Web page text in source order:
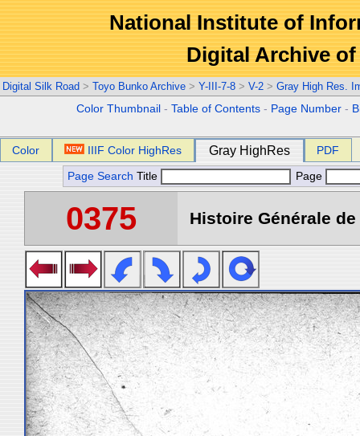
National Institute of
Digital Archive
Digital Silk Road > Toyo Bunko Archive > Y-III-7-8 > V-2 > Gray High Res.
Color Thumbnail -Table of Contents - Page Number -
Color IIIF Color HighRes Gray HighRes PDF
Page Search Title Page
0375 Histoire Générale